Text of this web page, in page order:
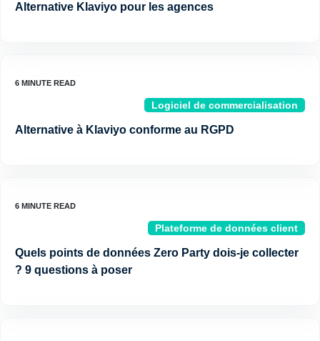
Alternative Klaviyo pour les agences
Logiciel de commercialisation
Alternative à Klaviyo conforme au RGPD
Plateforme de données client
Quels points de données Zero Party dois-je collecter
? 9 questions à poser